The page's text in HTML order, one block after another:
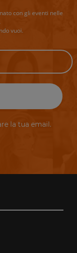
con gli eventi nelle
vuoi.
la tua email.